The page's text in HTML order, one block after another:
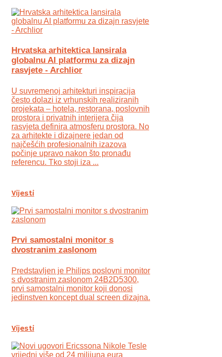
Hrvatska arhitektica lansirala
globalnu AI platformu za dizajn
rasvjete - Archlior
U suvremenoj arhitekturi inspiracija
često dolazi iz vrhunskih realiziranih
projekata – hotela, restorana, poslovnih
prostora i privatnih interijera čija
rasvjeta definira atmosferu prostora. No
za arhitekte i dizajnere jedan od
najčešćih profesionalnih izazova
počinje upravo nakon što pronađu
referencu. Tko stoji iza ...
Vijesti
Prvi samostalni monitor s
dvostranim zaslonom
Predstavljen je Philips poslovni monitor
s dvostranim zaslonom 24B2D5300,
prvi samostalni monitor koji donosi
jedinstven koncept dual screen dizajna.
Vijesti